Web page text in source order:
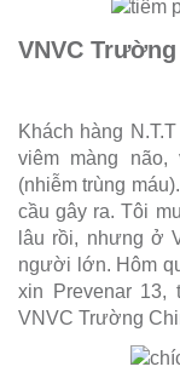
VNVC
Khách hàng
viêm màng
(nhiễm trùng
cầu gây ra. Tôi
lâu rồi, nhưng ở
người lớn. Hôm
xin Prevenar 13,
VNVC Trường